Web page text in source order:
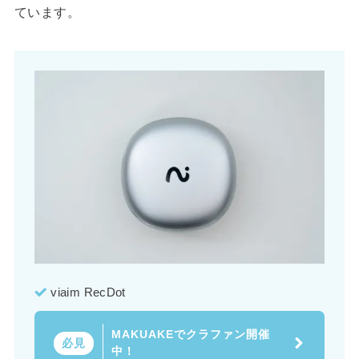
ています。
viaim RecDot
必見
MAKUAKEでクラファン開催
中！